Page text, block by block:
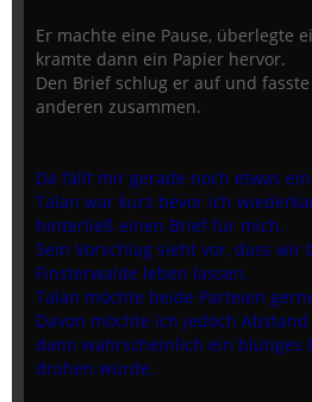
Er machte eine Pause, überlegte
kramte dann ein Papier hervor.
Den Brief schlug er auf und
anderen zusammen.
Da fällt mir gerade noch etwas
Talan war kurz bevor ich
hinterließ einen Brief für mich.
Sein Vorschlag sieht vor, dass
Finsterwalde leben lassen.
Talan möchte beide Parteien
Davon möchte ich jedoch
dann wahrscheinlich ein blutiges
drohen würde.